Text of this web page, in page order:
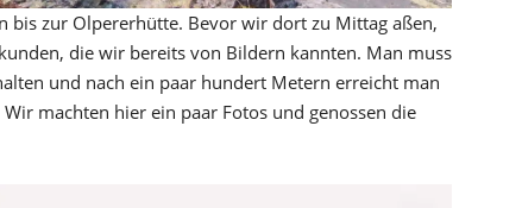
zur Olpererhütte. Bevor wir dort zu Mittag aßen,
die wir bereits von Bildern kannten. Man muss
und nach ein paar hundert Metern erreicht man
machten hier ein paar Fotos und genossen die